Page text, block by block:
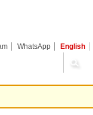
WhatsApp English